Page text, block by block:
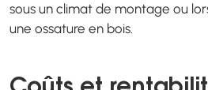
sous un climat de montage ou
une ossature en bois.